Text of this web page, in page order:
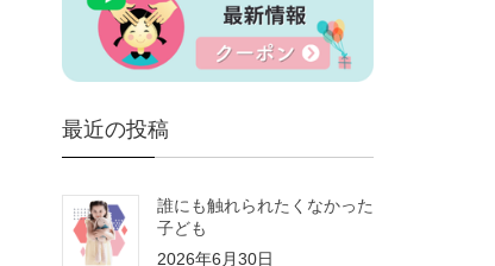
最近の投稿
誰にも触れられたくなかった
子ども
2026年6月30日